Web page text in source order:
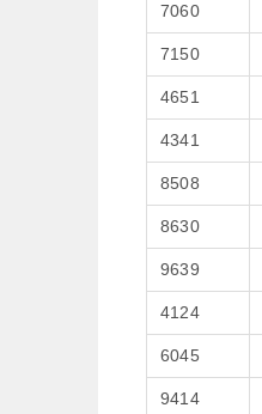
7060
7150
4651
4341
8508
8630
9639
4124
6045
9414